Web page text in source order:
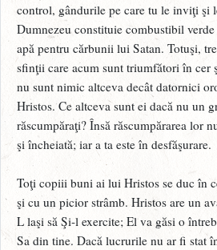
control, gândurile pe care tu le inviţi şi
Dumnezeu constituie combustibil
apă pentru cărbunii lui Satan. Totuşi,
sfinţii care acum sunt triumfători în cer
nu sunt nimic altceva decât datornici
Hristos. Ce altceva sunt ei dacă nu un
răscumpăraţi? Însă răscumpărarea lor
şi încheiată; iar a ta este în desfăşurare.
Toţi copiii buni ai lui Hristos se duc în
şi cu un picior strâmb. Hristos are un
L laşi să Şi-l exercite; El va găsi o
Sa din tine. Dacă lucrurile nu ar fi stat